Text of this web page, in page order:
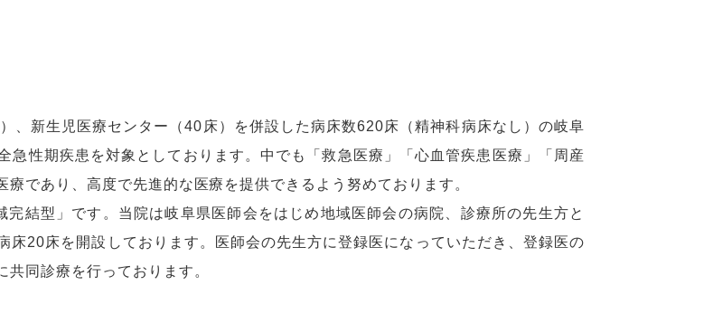
、新生児医療センター（40床）を併設した病床数620床（精神科病床なし）の岐阜
急性期疾患を対象としております。中でも「救急医療」「心血管疾患医療」「周産
であり、高度で先進的な医療を提供できるよう努めております。
結型」です。当院は岐阜県医師会をはじめ地域医師会の病院、診療所の先生方と
床20床を開設しております。医師会の先生方に登録医になっていただき、登録医の
同診療を行っております。